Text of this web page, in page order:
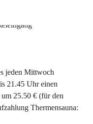
jeden Mittwoch
21.45 Uhr einen
25.50 € (für den
Thermensauna: